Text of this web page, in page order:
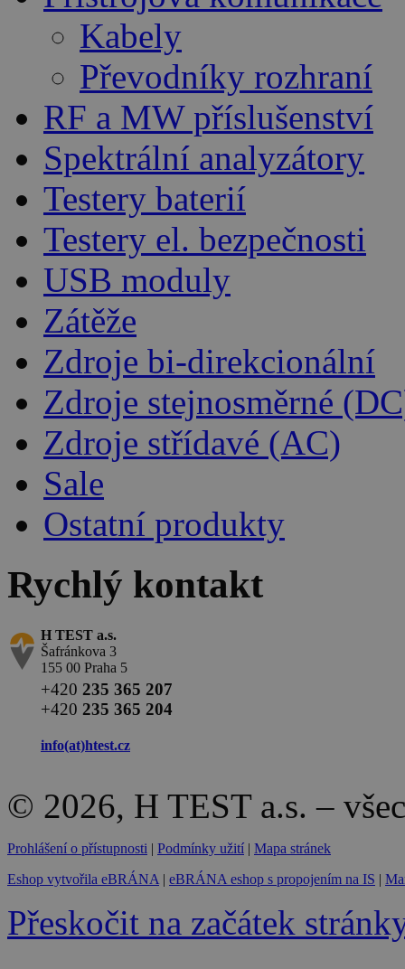
Kabely
Převodníky rozhraní
RF a MW příslušenství
Spektrální analyzátory
Testery baterií
Testery el. bezpečnosti
USB moduly
Zátěže
Zdroje bi-direkcionální
Zdroje stejnosměrné
Zdroje střídavé (AC)
Sale
Ostatní produkty
Rychlý kontakt
H TEST a.s.
Šafránkova 3
155 00 Praha 5
+420 235 365 207
+420 235 365 204
info(at)htest.cz
© 2026, H TEST a.s. –
Prohlášení o přístupnosti | Podmínky užití | Mapa stránek
Eshop vytvořila eBRÁNA | eBRÁNA eshop s propojením na IS |
Přeskočit na začátek